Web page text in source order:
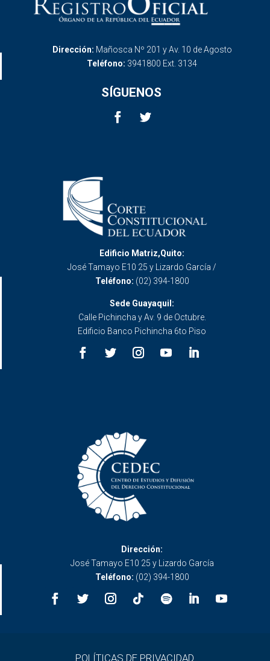
Dirección: Mañosca Nº 201 y Av. 10 de Agosto
Teléfono: 3941800 Ext. 3134
SÍGUENOS
Edificio Matriz,Quito:
José Tamayo E10 25 y Lizardo García /
Teléfono: (02) 394-1800
Sede Guayaquil:
Calle Pichincha y Av. 9 de Octubre.
Edificio Banco Pichincha 6to Piso
Dirección:
José Tamayo E10 25 y Lizardo García
Teléfono: (02) 394-1800
POLÍTICAS DE PRIVACIDAD